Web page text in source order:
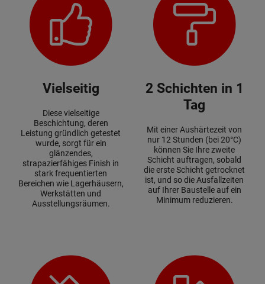
Vielseitig
Diese vielseitige
Beschichtung, deren
Leistung gründlich getestet
wurde, sorgt für ein
glänzendes,
strapazierfähiges Finish in
stark frequentierten
Bereichen wie Lagerhäusern,
Werkstätten und
Ausstellungsräumen.
2 Schichten in 1
Tag
Mit einer Aushärtezeit von
nur 12 Stunden (bei 20°C)
können Sie Ihre zweite
Schicht auftragen, sobald
die erste Schicht getrocknet
ist, und so die Ausfallzeiten
auf Ihrer Baustelle auf ein
Minimum reduzieren.